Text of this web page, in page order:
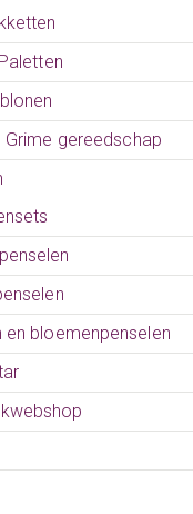
Grime gereedschap
en bloemenpenselen